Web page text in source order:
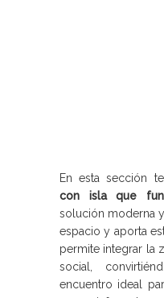
En esta sección
con isla que
solución moderna
espacio y aporta
permite integrar la
social,
encuentro ideal